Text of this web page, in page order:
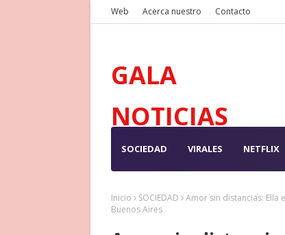
Web Acerca nuestro Contacto
GALA
NOTICIAS
SOCIEDAD VIRALES NETFLIX
Inicio SOCIEDAD
Amor sin distancias: Ella
Buenos Aires